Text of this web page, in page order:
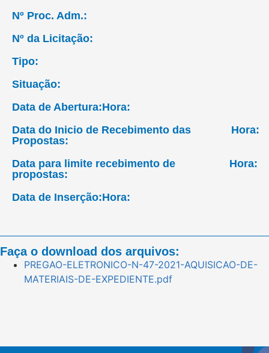
Nº Proc. Adm.:
Nº da Licitação:
Tipo:
Situação:
Data de Abertura:Hora:
Data do Inicio de Recebimento das
Propostas:
Hora:
Data para limite recebimento de
propostas:
Hora:
Data de Inserção:Hora:
Faça o download dos arquivos:
PREGAO-ELETRONICO-N-47-2021-AQUISICAO-DE-
MATERIAIS-DE-EXPEDIENTE.pdf